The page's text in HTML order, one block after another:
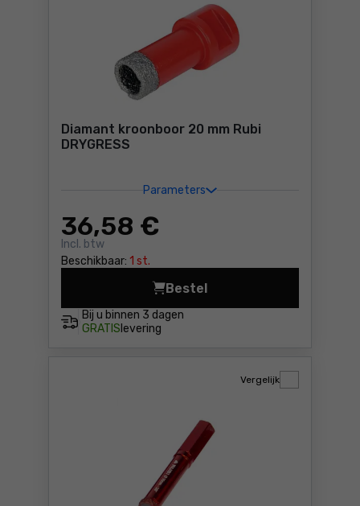
Diamant kroonboor 20 mm Rubi
DRYGRESS
Parameters
36,58 €
Incl. btw
Beschikbaar: 1 st.
Bij u binnen 3 dagen
GRATIS levering
Bestel
Diamant kroonboor 20 mm
Vergelijk